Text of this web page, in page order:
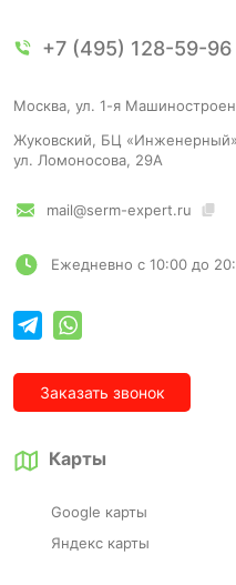
+7 (495) 128-59-96
Москва, ул. 1-я
Жуковский, БЦ «Инженерный»,
ул. Ломоносова, 29А
mail@serm-expert.ru
Ежедневно с 10:00 до
Заказать звонок
Карты
Google карты
Яндекс карты